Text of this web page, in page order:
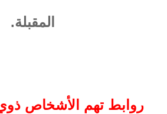
المقبلة.
روابط تهم الأشخاص ذوي